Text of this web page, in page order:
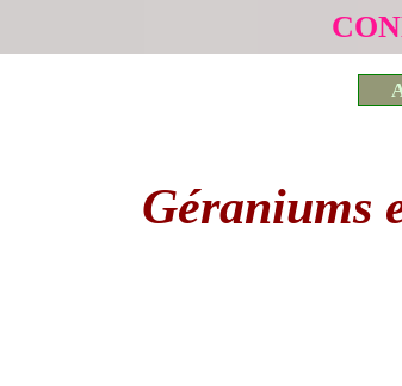
Géraniums